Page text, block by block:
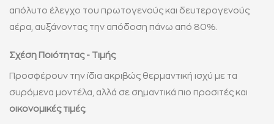
απόλυτο έλεγχο του πρωτογενούς και δευτερογενούς
αέρα, αυξάνοντας την απόδοση πάνω από 80%.
Σχέση Ποιότητας - Τιμής
Προσφέρουν την ίδια ακριβώς θερμαντική ισχύ με τα
συρόμενα μοντέλα, αλλά σε σημαντικά πιο προσιτές και
οικονομικές τιμές.